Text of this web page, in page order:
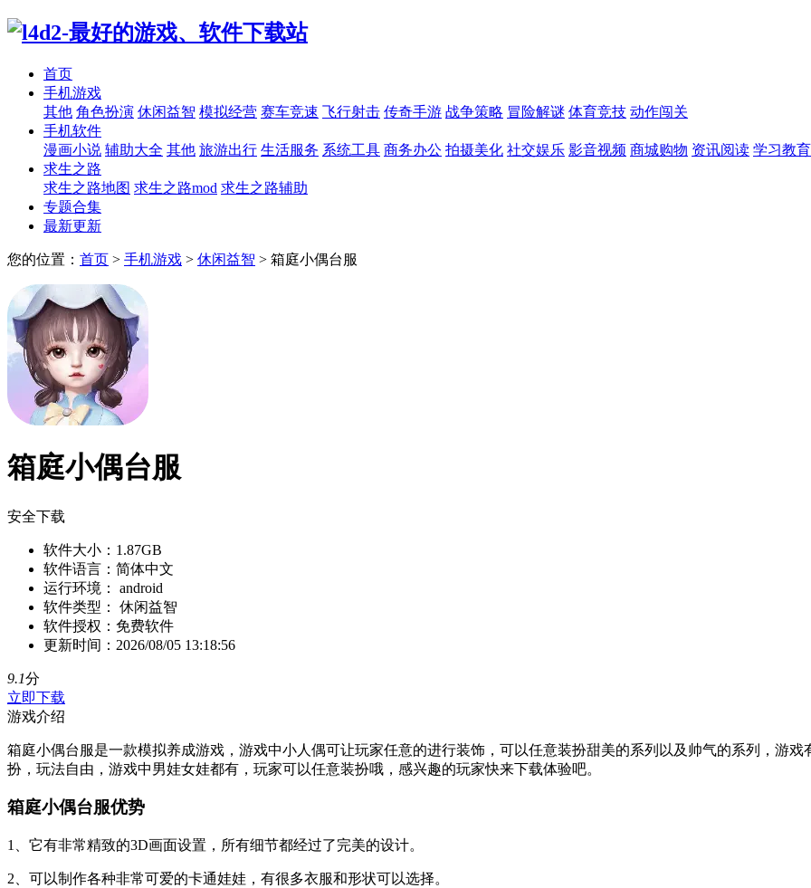
首页
手机游戏
其他 角色扮演 休闲益智 模拟经营 赛车竞速 飞行射击 传奇手游 战争策略 冒险解谜 体育竞技 动作闯关
手机软件
漫画小说 辅助大全 其他 旅游出行 生活服务 系统工具 商务办公 拍摄美化 社交娱乐 影音视频 商城购物 资讯阅读 学习教育
求生之路
求生之路地图 求生之路mod 求生之路辅助
专题合集
最新更新
您的位置： 首页 > 手机游戏 > 休闲益智 > 箱庭小偶台服
箱庭小偶台服
安全下载
软件大小： 1.87GB
软件语言： 简体中文
运行环境： android
软件类型： 休闲益智
软件授权： 免费软件
更新时间： 2026/08/05 13:18:56
9.1分
立即下载
游戏介绍
箱庭小偶台服是一款模拟养成游戏，游戏中小人偶可让玩家任意的进行装饰，可以任意装扮甜美的系列以及帅气的系列，游
扮，玩法自由，游戏中男娃女娃都有，玩家可以任意装扮哦，感兴趣的玩家快来下载体验吧。
箱庭小偶台服优势
1、它有非常精致的3D画面设置，所有细节都经过了完美的设计。
2、可以制作各种非常可爱的卡通娃娃，有很多衣服和形状可以选择。